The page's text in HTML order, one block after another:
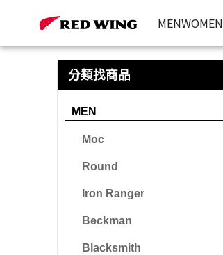
MENWOMEN
分類找商品
MEN
Moc
Round
Iron Ranger
Beckman
Blacksmith